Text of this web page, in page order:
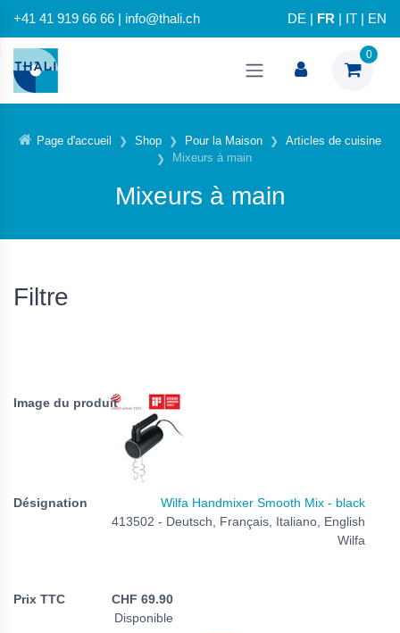
+41 41 919 66 66 | info@thali.ch DE FR IT EN
0
Page d'accueil Shop Pour la Maison
Articles de cuisine
Mixeurs à main
Mixeurs à main
Filtre
Wilfa Handmixer Smooth Mix - black
413502 - Deutsch, Français, Italiano, English
Wilfa
CHF 69.90
Disponible